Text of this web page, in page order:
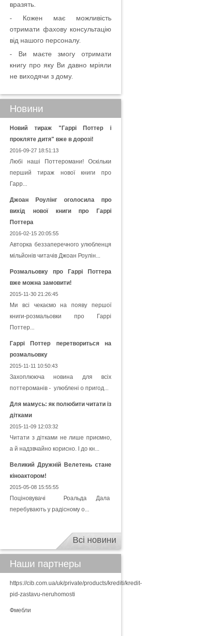
вразять.
- Кожен має можливість
отримати фахову консультацію
від нашого персоналу.
- Ви маєте змогу отримати
книгу про яку Ви давно мріяли
не виходячи з дому.
Новини
Новий тираж "Гаррі Поттер і
прокляте дитя" вже в дорозі!
2016-09-27 18:51:13
Любі наші Поттеромани! Оскільки
перший тираж нової книги про
Гарр...
Джоан Роулінг оголосила про
вихід нової книги про Гаррі
Поттера
2016-02-15 20:05:55
Авторка беззаперечного улюбленця
мільйонів читачів Джоан Роулін...
Розмальовку про Гаррі Поттера
вже можна замовити!
2015-11-30 21:26:45
Ми всі чекаємо на появу першої
книги-розмальовки про Гаррі
Поттер...
Гаррі Поттер перетвориться на
розмальовку
2015-11-11 10:50:43
Захоплююча новина для всіх
поттероманів - улюблені о пригод...
Для мамусь: як полюбити читати із
дітками
2015-11-09 12:03:32
Читати з дітками не лише приємно,
а й надзвчайно корисно. І до кн...
Великий Дружній Велетень стане
кіноактором!
2015-05-08 15:55:55
Поціновувачі Роальда Дала
перебувають у радісному о...
Всі новини
Наши партнеры
https://cib.com.ua/uk/private/products/krediti/kredit-
pid-zastavu-neruhomosti
Фмебли